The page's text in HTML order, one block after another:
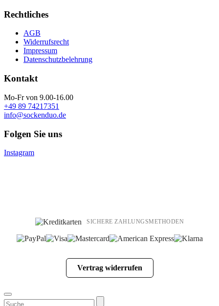
Rechtliches
AGB
Widerrufsrecht
Impressum
Datenschutzbelehrung
Kontakt
Mo-Fr von 9.00-16.00
+49 89 74217351
info@sockenduo.de
Folgen Sie uns
Instagram
SICHERE ZAHLUNGSMETHODEN
Vertrag widerrufen
Suchen